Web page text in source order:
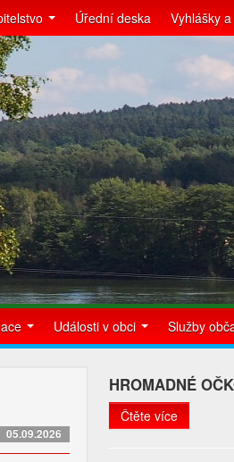
Úřední deska Vyhlášky
Události v obci Služby
05.09.2026
HROMADNÉ
Čtěte více